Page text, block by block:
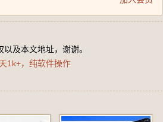
及本文地址，谢谢。
1k+，纯软件操作